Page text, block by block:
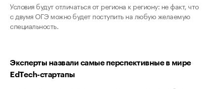
Условия будут отличаться от региона к региону: не факт, что
с двумя ОГЭ можно будет поступить на любую желаемую
специальность.
Эксперты назвали самые перспективные в мире
EdTech-стартапы